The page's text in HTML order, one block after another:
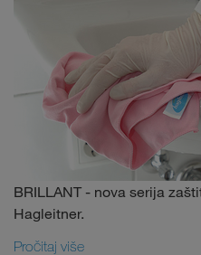
BRILLANT - nova serija
Hagleitner.
Pročitaj više